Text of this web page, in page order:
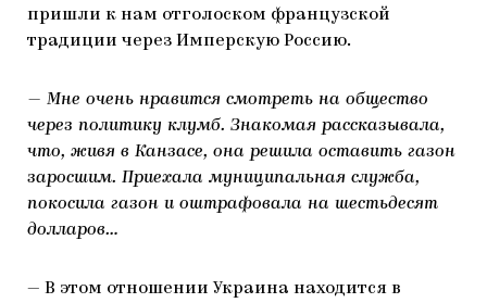
пришли к нам отголоском французской
традиции через Имперскую Россию.
— Мне очень нравится смотреть на общество
через политику клумб. Знакомая рассказывала,
что, живя в Канзасе, она решила оставить газон
заросшим. Приехала муниципальная служба,
покосила газон и оштрафовала на шестьдесят
долларов…
— В этом отношении Украина находится в